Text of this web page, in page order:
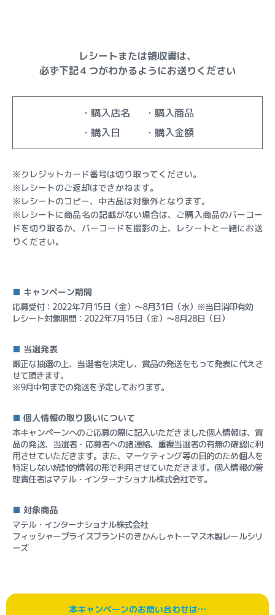
レシートまたは領収書は、
必ず下記４つがわかるようにお送りください
・購入店名
・購入商品
・購入日
・購入金額
※クレジットカード番号は切り取ってください。
※レシートのご返却はできかねます。
※レシートのコピー、中古品は対象外となります。
※レシートに商品名の記載がない場合は、ご購入商品のバーコー
ドを切り取るか、バーコードを撮影の上、レシートと一緒にお送
りください。
■ キャンペーン期間
応募受付：2022年7月15日（金）～8月31日（水）※当日消印有効
レシート対象期間：2022年7月15日（金）～8月28日（日）
■ 当選発表
厳正な抽選の上、当選者を決定し、賞品の発送をもって発表に代えさ
せて頂きます。
※9月中旬までの発送を予定しております。
■ 個人情報の取り扱いについて
本キャンペーンへのご応募の際に記入いただきました個人情報は、賞
品の発送、当選者・応募者への諸連絡、重複当選者の有無の確認に利
用させていただきます。また、マーケティング等の目的のため個人を
特定しない統計的情報の形で利用させていただきます。個人情報の管
理責任者はマテル・インターナショナル株式会社です。
■ 対象商品
マテル・インターナショナル株式会社
フィッシャープライスブランドのきかんしゃトーマス木製レールシリ
ーズ
本キャンペーンのお問い合わせは…